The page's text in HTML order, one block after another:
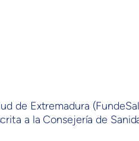
de Extremadura
a la Consejería de